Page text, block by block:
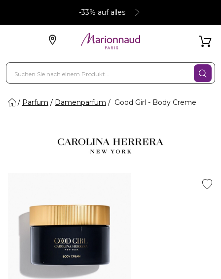
-33% auf alles
Parfum Damenparfum Good Girl - Body Creme